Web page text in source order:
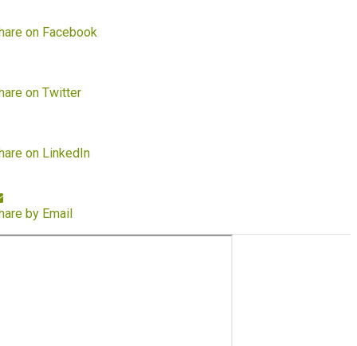
on Facebook
on Twitter
on LinkedIn
by Email